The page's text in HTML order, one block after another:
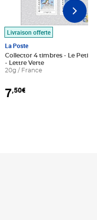
au panier
Livraison offerte
La Poste
Collector 4 timbres - Le Petit
- Lettre Verte
20g / France
7,50€